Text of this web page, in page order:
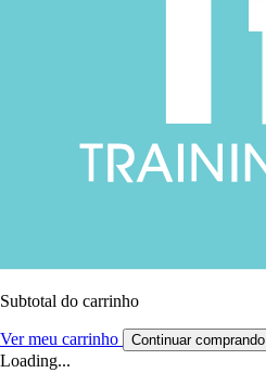
Subtotal do carrinho
Ver meu carrinho Continuar comprando
Loading...